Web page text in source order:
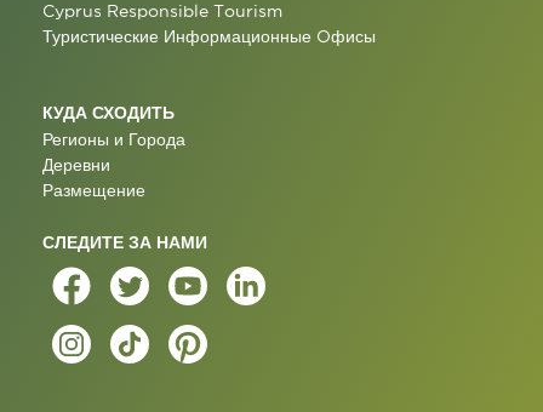
Cyprus Responsible Tourism
Туристические Информационные Oфисы
КУДА СХОДИТЬ
Регионы и Города
Деревни
Размещение
СЛЕДИТЕ ЗА НАМИ